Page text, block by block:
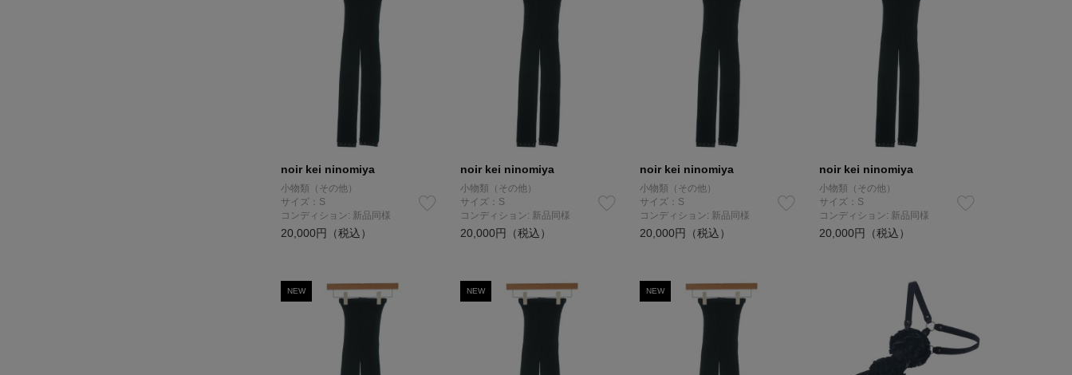
noir kei ninomiya
小物類（その他）
サイズ：S
コンディション: 新品同様
20,000円（税込）
noir kei ninomiya
小物類（その他）
サイズ：S
コンディション: 新品同様
20,000円（税込）
noir kei ninomiya
小物類（その他）
サイズ：S
コンディション: 新品同様
20,000円（税込）
noir kei ninomiya
小物類（その他）
サイズ：S
コンディション: 新品同様
20,000円（税込）
NEW NEW NEW